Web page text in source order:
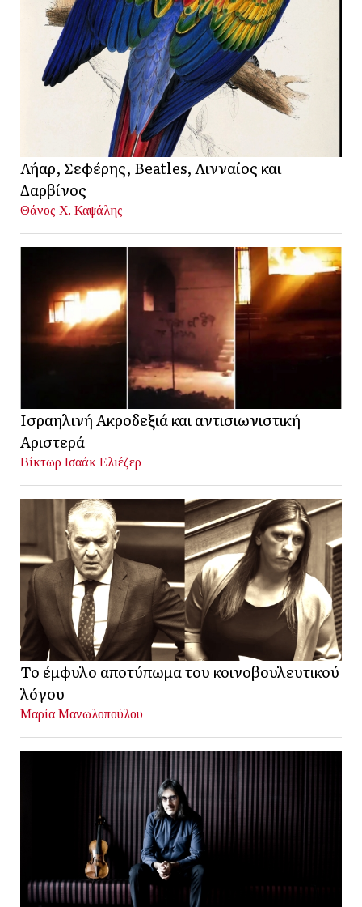
Λήαρ, Σεφέρης, Beatles, Λινναίος και
Δαρβίνος
Θάνος Χ. Καψάλης
Ισραηλινή Ακροδεξιά και αντισιωνιστική
Αριστερά
Βίκτωρ Ισαάκ Ελιέζερ
Το έμφυλο αποτύπωμα του κοινοβουλευτικού
λόγου
Μαρία Μανωλοπούλου